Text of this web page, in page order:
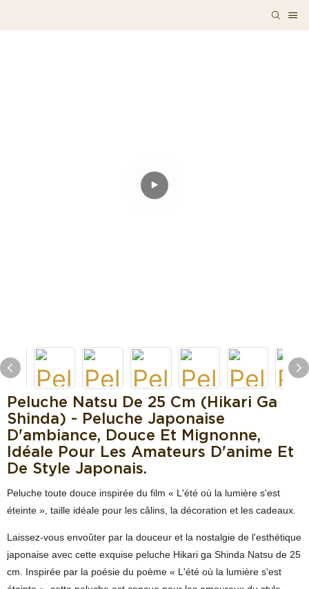
Peluche Natsu De 25 Cm (Hikari Ga
Shinda) - Peluche Japonaise
D'ambiance, Douce Et Mignonne,
Idéale Pour Les Amateurs D'anime Et
De Style Japonais.
Peluche toute douce inspirée du film « L'été où la lumière s'est
éteinte », taille idéale pour les câlins, la décoration et les cadeaux.
Laissez-vous envoûter par la douceur et la nostalgie de l'esthétique
japonaise avec cette exquise peluche Hikari ga Shinda Natsu de 25
cm. Inspirée par la poésie du poème « L'été où la lumière s'est